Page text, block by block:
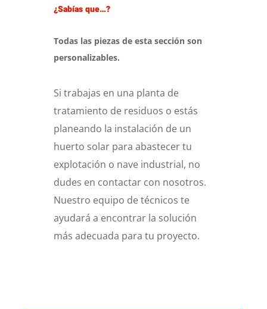
¿Sabías que…?
Todas las piezas de esta sección son
personalizables.
Si trabajas en una planta de
tratamiento de residuos o estás
planeando la instalación de un
huerto solar para abastecer tu
explotación o nave industrial, no
dudes en contactar con nosotros.
Nuestro equipo de técnicos te
ayudará a encontrar la solución
más adecuada para tu proyecto.